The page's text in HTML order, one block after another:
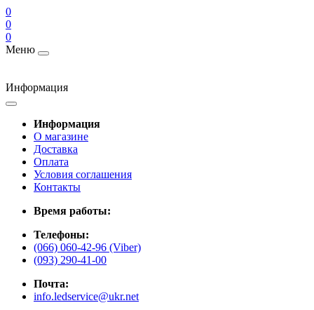
0
0
0
Меню
Информация
Информация
О магазине
Доставка
Оплата
Условия соглашения
Контакты
Время работы:
Телефоны:
(066) 060-42-96 (Viber)
(093) 290-41-00
Почта:
info.ledservice@ukr.net